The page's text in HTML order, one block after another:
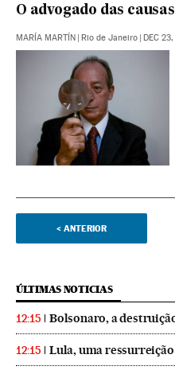
O advogado das
MARÍA MARTÍN Rio de Janeiro DEC
< ANTERIOR
ÚLTIMAS NOTICIAS
12:15 Bolsonaro, a
12:15 Lula, uma ressurreição